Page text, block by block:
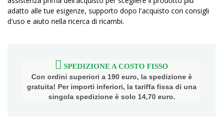
adatto alle tue esigenze, supporto dopo l'acquisto con consigli
d'uso e aiuto nella ricerca di ricambi.
SPEDIZIONE A COSTO FISSO
Con ordini superiori a 190 euro, la spedizione è
gratuita! Per importi inferiori, la tariffa fissa di una
singola spedizione è solo 14,70 euro.